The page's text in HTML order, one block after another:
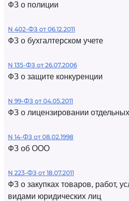
ФЗ о полиции
N 402-ФЗ от 06.12.2011
ФЗ о бухгалтерском учете
N 135-ФЗ от 26.07.2006
ФЗ о защите конкуренции
N 99-ФЗ от 04.05.2011
ФЗ о лицензировании
N 14-ФЗ от 08.02.1998
ФЗ об ООО
N 223-ФЗ от 18.07.2011
ФЗ о закупках товаров, работ,
видами юридических лиц